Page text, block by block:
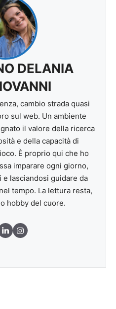
DELANIA
cambio strada quasi
sul web. Un ambiente
il valore della ricerca
e della capacità di
È proprio qui che ho
imparare ogni giorno,
lasciandosi guidare da
tempo. La lettura resta,
hobby del cuore.